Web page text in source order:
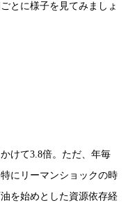
とに様子を見てみましょ
けて3.8倍。ただ、年毎
にリーマンショックの時
を始めとした資源依存経